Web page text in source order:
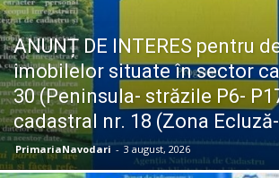
ANUNȚ DE INTERES pentru
imobilelor situate în sector
30 (Peninsula- străzile P6-
cadastral nr. 18 (Zona
PrimariaNavodari - 3 august, 2026